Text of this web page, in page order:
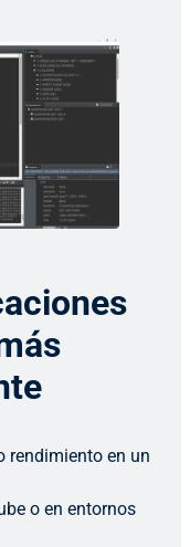
rendimiento en un
o en entornos